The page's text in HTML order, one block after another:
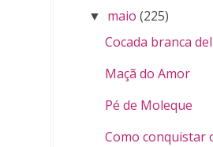
▼ maio (225)
Cocada branca
Maçã do Amor
Pé de Moleque
Como conquistar